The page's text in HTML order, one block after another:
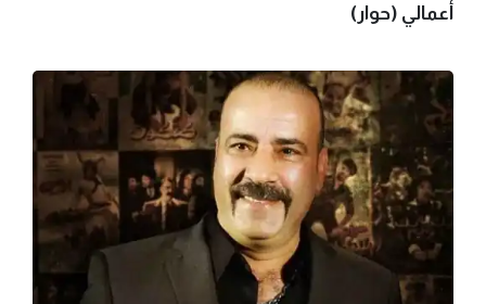
أعمالي (حوار)